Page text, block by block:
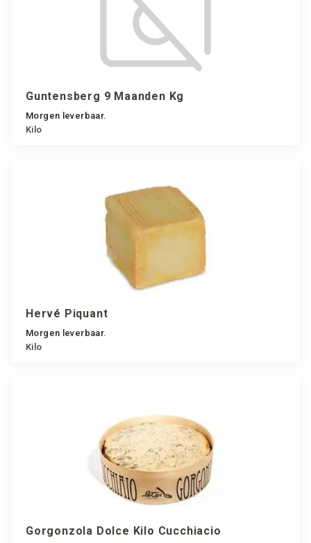
Guntensberg 9 Maanden Kg
Morgen leverbaar.
Kilo
Hervé Piquant
Morgen leverbaar.
Kilo
Gorgonzola Dolce Kilo Cucchiacio